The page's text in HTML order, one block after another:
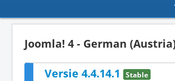
Joomla! 4 - German
Versie 4.4.14.1 Stable